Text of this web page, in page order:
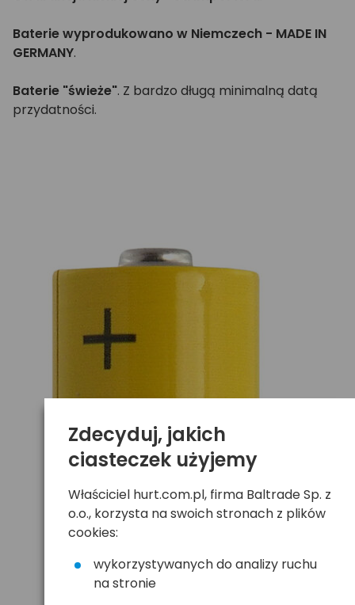
Baterie wyprodukowano w Niemczech - MADE IN
GERMANY.
Baterie "świeże". Z bardzo długą minimalną datą
przydatności.
Zdecyduj, jakich
ciasteczek użyjemy
Właściciel hurt.com.pl, firma Baltrade Sp. z
o.o., korzysta na swoich stronach z plików
cookies:
wykorzystywanych do analizy ruchu
na stronie